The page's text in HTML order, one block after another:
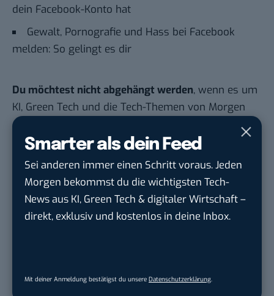
Smarter als dein Feed
Sei anderen immer einen Schritt voraus. Jeden
Morgen bekommst du die wichtigsten Tech-
News aus KI, Green Tech & digitaler Wirtschaft –
direkt, exklusiv und kostenlos in deine Inbox.
Mit deiner Anmeldung bestätigst du unsere Datenschutzerklärung.
dein Facebook-Konto hat
Gewalt, Pornografie und Hass bei Facebook
melden: So gelingt es dir
Du möchtest nicht abgehängt werden, wenn es um
KI, Green Tech und die Tech-Themen von Morgen
geht? Über 12.000 smarte Leser bekommen jeden
Tag UPDATE, unser Tech-Briefing mit den
wichtigsten News des Tages – und sichern sich
damit ihren Vorsprung.
Hier kannst du dich
kostenlos anmelden.
moveUP Media GmbHinDüsseldorf